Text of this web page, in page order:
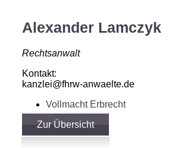
Alexander Lamczyk
Rechtsanwalt
Kontakt:
kanzlei@fhrw-anwaelte.de
Vollmacht Erbrecht
Zur Übersicht